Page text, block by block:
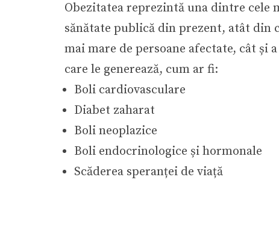
Obezitatea reprezintă una dintre cele
sănătate publică din prezent, atât din
mai mare de persoane afectate, cât și
care le generează, cum ar fi:
Boli cardiovasculare
Diabet zaharat
Boli neoplazice
Boli endocrinologice și hormonale
Scăderea speranței de viață